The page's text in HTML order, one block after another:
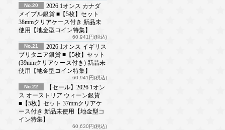
No.20
2026 1オンス カナダ
メイプル銀貨 ■【5枚】セット
38mmクリアケース付き 新品未
使用【地金型コイン特集】
60,941円(税込)
No.21
2026 1オンス イギリス
ブリタニア銀貨 ■【5枚】セット
(39mmクリアケース付き) 新品未
使用【地金型コイン特集】
60,941円(税込)
No.22
【セール】2026 1オン
ス オーストリア ウィーン銀貨
■【5枚】セット 37mmクリアケ
ース付き 新品未使用【地金型コ
イン特集】
60,630円(税込)